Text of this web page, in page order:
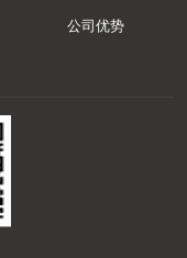
公司优势